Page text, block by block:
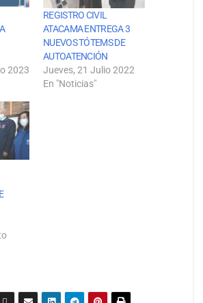
2023
REGISTRO CIVIL
ATACAMA ENTREGA 3
NUEVOS TÓTEMS DE
AUTOATENCIÓN
Jueves, 21 Julio 2022
En "Noticias"